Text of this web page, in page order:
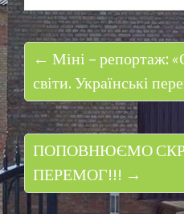
← Міні – репортаж:
світи. Українські
ПОПОВНЮЄМО
ПЕРЕМОГ!!! →